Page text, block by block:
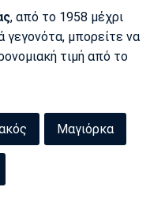
, από το 1958 μέχρι
γεγονότα, μπορείτε να
τιμή από το
Μαγιόρκα